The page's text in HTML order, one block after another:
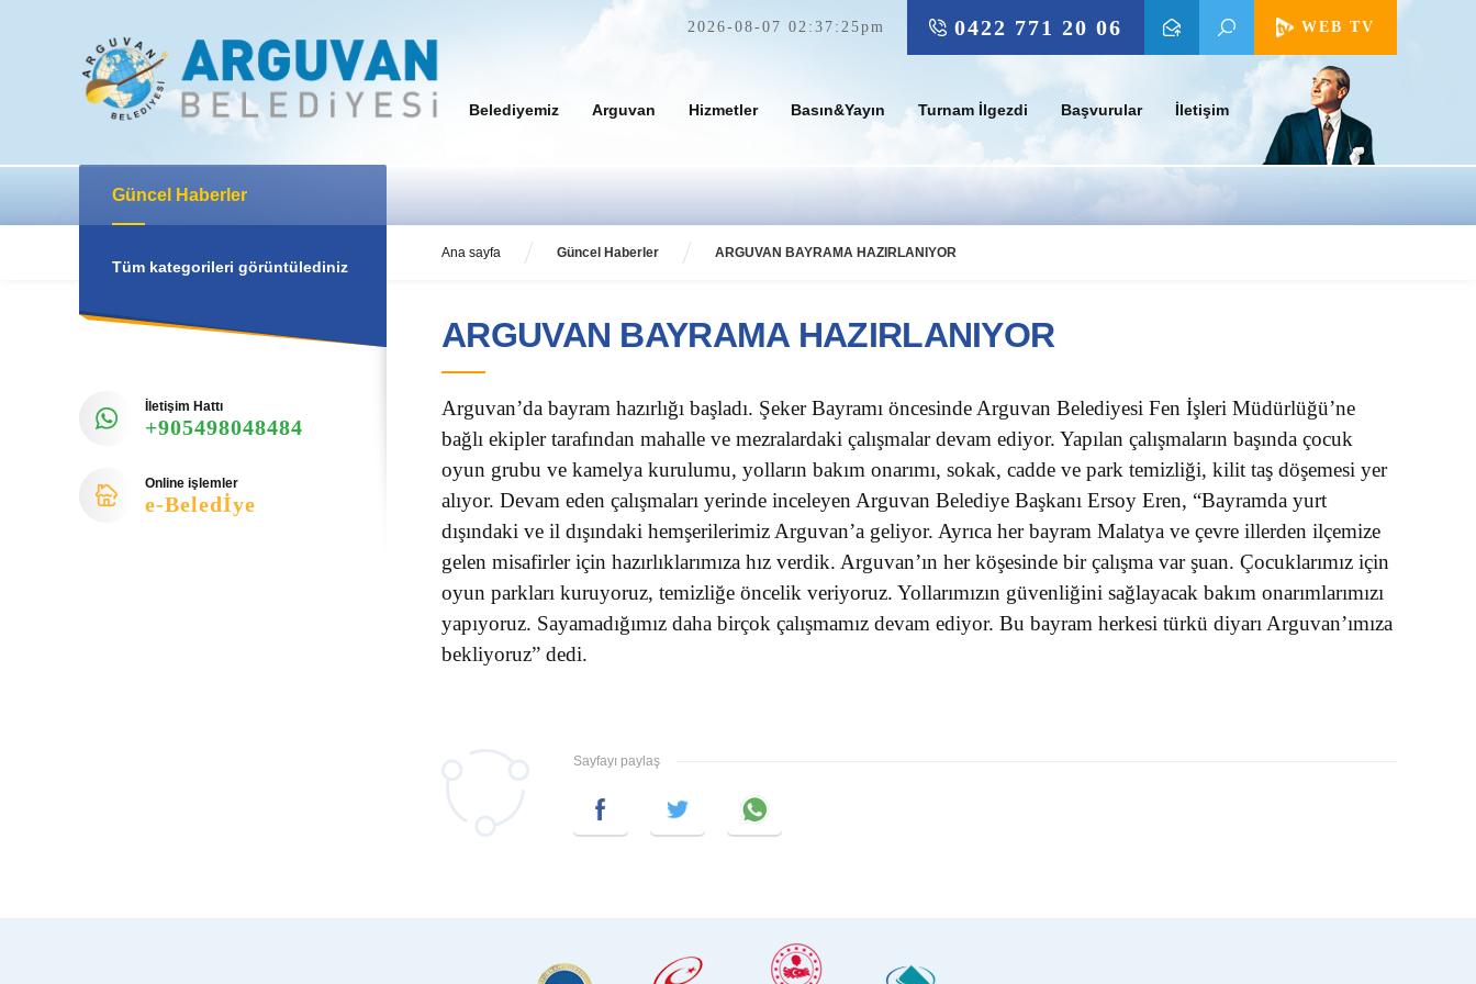
WEB TV
0422 771 20 06
2026-08-07 02:37:25pm
Belediyemiz Arguvan Hizmetler Basın&Yayın Turnam İlgezdi Başvurular İletişim
Ana sayfa Güncel Haberler ARGUVAN BAYRAMA HAZIRLANIYOR
Güncel Haberler
Tüm kategorileri görüntülediniz
İletişim Hattı
+905498048484
Online işlemler
e-Beledİye
ARGUVAN BAYRAMA HAZIRLANIYOR
Arguvan’da bayram hazırlığı başladı. Şeker Bayramı öncesinde Arguvan Belediyesi Fen İşleri Müdürlüğü’ne
bağlı ekipler tarafından mahalle ve mezralardaki çalışmalar devam ediyor. Yapılan çalışmaların başında çocuk
oyun grubu ve kamelya kurulumu, yolların bakım onarımı, sokak, cadde ve park temizliği, kilit taş döşemesi yer
alıyor. Devam eden çalışmaları yerinde inceleyen Arguvan Belediye Başkanı Ersoy Eren, “Bayramda yurt
dışındaki ve il dışındaki hemşerilerimiz Arguvan’a geliyor. Ayrıca her bayram Malatya ve çevre illerden ilçemize
gelen misafirler için hazırlıklarımıza hız verdik. Arguvan’ın her köşesinde bir çalışma var şuan. Çocuklarımız için
oyun parkları kuruyoruz, temizliğe öncelik veriyoruz. Yollarımızın güvenliğini sağlayacak bakım onarımlarımızı
yapıyoruz. Sayamadığımız daha birçok çalışmamız devam ediyor. Bu bayram herkesi türkü diyarı Arguvan’ımıza
bekliyoruz” dedi.
Sayfayı paylaş